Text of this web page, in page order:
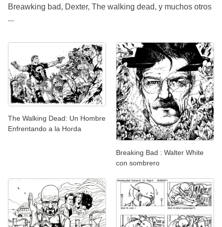
Breawking bad, Dexter, The walking dead, y muchos otros
...
The Walking Dead: Un Hombre
Enfrentando a la Horda
Breaking Bad : Walter White
con sombrero